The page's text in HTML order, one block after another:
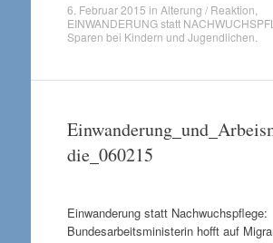
6. Februar 2015 in Alterung / Reaktion
EINWANDERUNG statt
Sparen bei Kindern und Jugendlichen
die_060215
Einwanderung statt Nachwuchspflege:
Bundesarbeitsministerin hofft auf